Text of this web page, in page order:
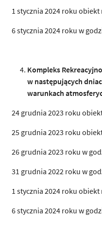
1 stycznia 2024 roku obiekt
6 stycznia 2024 roku w
Kompleks
w następujących
warunkach
24 grudnia 2023 roku
25 grudnia 2023 roku
26 grudnia 2023 roku w
31 grudnia 2022 roku w
1 stycznia 2024 roku obiekt
6 stycznia 2024 roku w